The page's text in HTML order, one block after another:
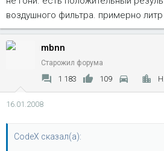
воздушного фильтра. примерно
mbnn
Старожил форума
1 183 109
16.01.2008
CodeX сказал(а):